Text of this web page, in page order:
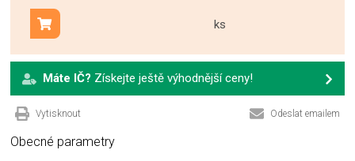
ks
Přidat do košíku
Máte IČ? Získejte ještě výhodnější ceny!
Vytisknout Odeslat emailem
Obecné parametry